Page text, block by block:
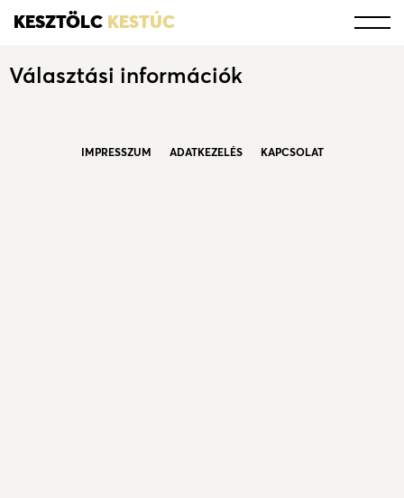
KESZTÖLC KESTÚC
Választási információk
IMPRESSZUM ADATKEZELÉS KAPCSOLAT